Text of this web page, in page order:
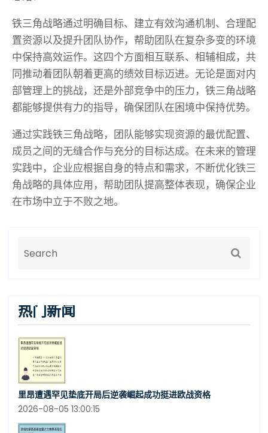
铁三角战略通过明确目标、建立有效沟通机制、合理配
置资源以及提升团队协作，帮助团队在复杂多变的环境
中保持高效运作。这四个方面相互联系、相辅相成，共
同推动着团队朝着更高的绩效目标迈进。无论是面对内
部管理上的挑战，还是外部竞争中的压力，铁三角战略
都能够提供有力的指导，确保团队在困境中保持优势。
通过实践铁三角战略，团队能够实现资源的最优配置、
成员之间的无缝合作与充分的目标达成。在未来的管理
实践中，企业应根据自身的特点和需求，不断优化铁三
角战略的具体应用，帮助团队提高整体表现，确保企业
在市场中立于不败之地。
热门新闻
里昂遭遇罕见垫底开局后逆袭崛起成功挺进欧战资格
2026-08-05 13:00:15